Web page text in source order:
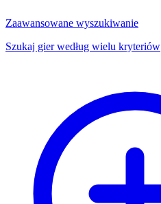
Zaawansowane wyszukiwanie
Szukaj gier według wielu kryteriów